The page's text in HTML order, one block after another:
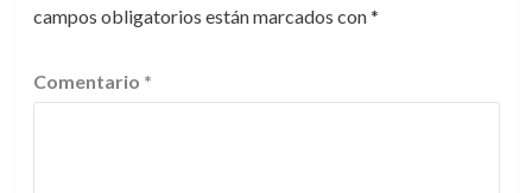
campos obligatorios están marcados con*
Comentario *